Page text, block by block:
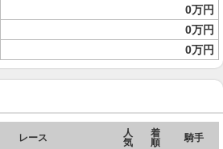
0万円
0万円
0万円
レース
人
気
着
順
騎手